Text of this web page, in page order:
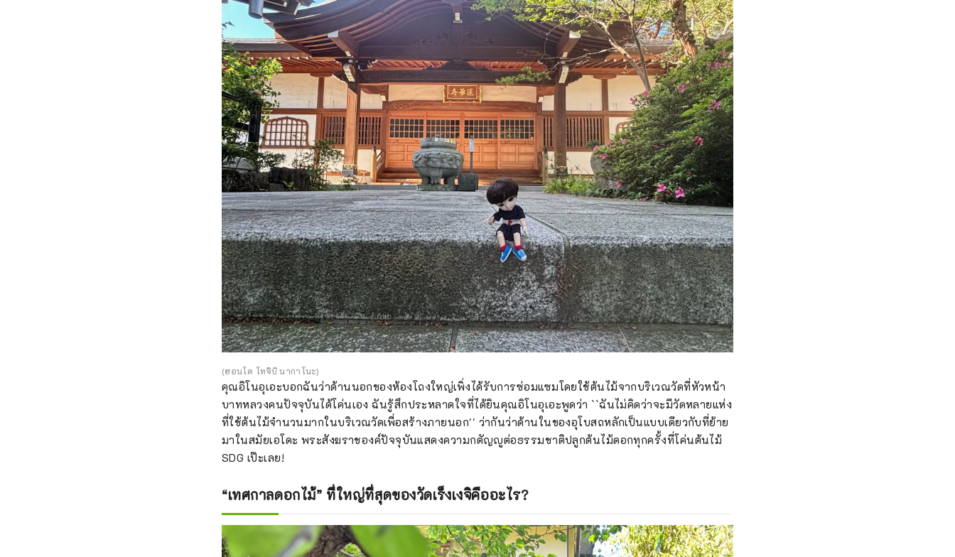
(ฮอนโด โทจิบิ นากาโนะ)
คุณอิโนอุเอะบอกฉันว่าด้านนอกของห้องโถงใหญ่เพิ่งได้รับการซ่อมแซมโดยใช้ต้นไม้จากบริเวณวัดที่หัวหน้า
บาทหลวงคนปัจจุบันได้โค่นเอง ฉันรู้สึกประหลาดใจที่ได้ยินคุณอิโนอุเอะพูดว่า ``ฉันไม่คิดว่าจะมีวัดหลายแห่ง
ที่ใช้ต้นไม้จำนวนมากในบริเวณวัดเพื่อสร้างภายนอก'' ว่ากันว่าด้านในของอุโบสถหลักเป็นแบบเดียวกับที่ย้าย
มาในสมัยเอโดะ พระสังฆราชองค์ปัจจุบันแสดงความกตัญญูต่อธรรมชาติปลูกต้นไม้ดอกทุกครั้งที่โค่นต้นไม้
SDG เป๊ะเลย!
“เทศกาลดอกไม้” ที่ใหญ่ที่สุดของวัดเร็งเงจิคืออะไร?